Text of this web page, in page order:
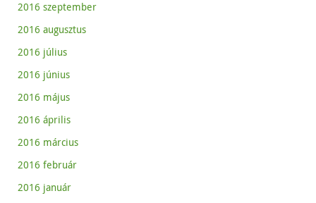
2016 szeptember
2016 augusztus
2016 július
2016 június
2016 május
2016 április
2016 március
2016 február
2016 január